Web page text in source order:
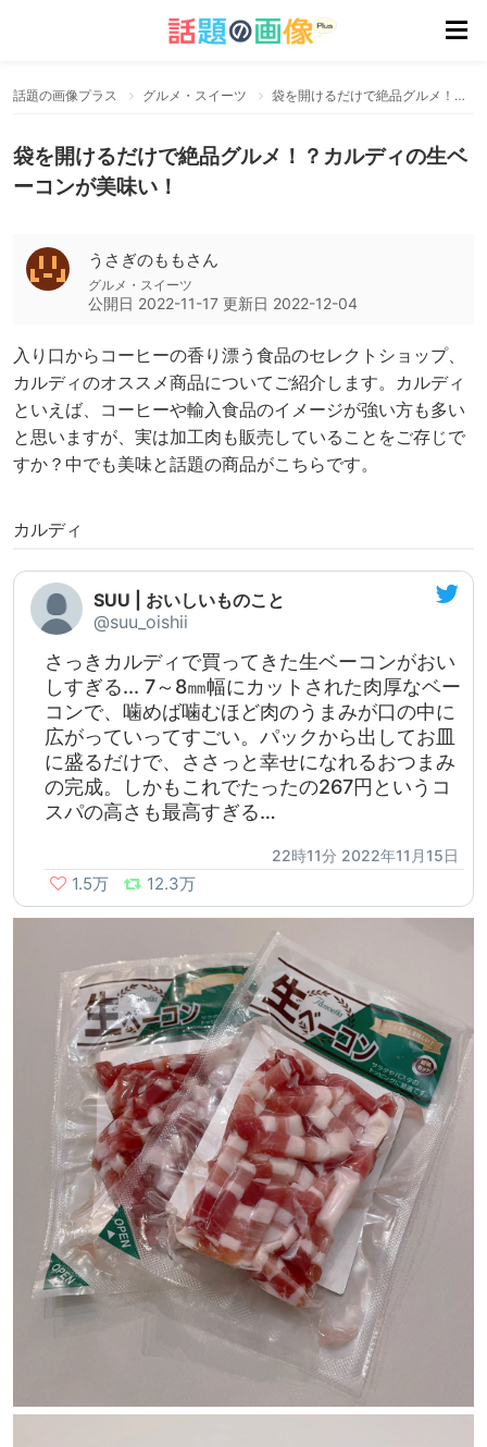
話題の画像プラス グルメ・スイーツ 袋を開けるだけで絶品グルメ！？カルディの生ベーコンが美味い！
袋を開けるだけで絶品グルメ！？カルディの生ベ
ーコンが美味い！
うさぎのももさん
グルメ・スイーツ
公開日 2022-11-17 更新日 2022-12-04
入り口からコーヒーの香り漂う食品のセレクトショップ、
カルディのオススメ商品についてご紹介します。カルディ
といえば、コーヒーや輸入食品のイメージが強い方も多い
と思いますが、実は加工肉も販売していることをご存じで
すか？中でも美味と話題の商品がこちらです。
カルディ
SUU | おいしいものこと
@suu_oishii
さっきカルディで買ってきた生ベーコンがおい
しすぎる... 7～8㎜幅にカットされた肉厚なベー
コンで、噛めば噛むほど肉のうまみが口の中に
広がっていってすごい。パックから出してお皿
に盛るだけで、ささっと幸せになれるおつまみ
の完成。しかもこれでたったの267円というコ
スパの高さも最高すぎる…
22時11分 2022年11月15日
1.5万 12.3万